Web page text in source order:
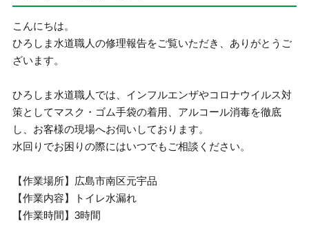
こんにちは。
ひろしま水道職人の修理報告をご覧いただき、ありがとうご
ざいます。
ひろしま水道職人では、インフルエンザやコロナウイルス対
策としてマスク・ゴム手袋の着用、アルコール消毒を徹底
し、お客様の現場へお伺いしております。
水回りでお困りの際にはいつでもご相談ください。
【作業場所】広島市南区元宇品
【作業内容】トイレ水漏れ
【作業時間】3時間